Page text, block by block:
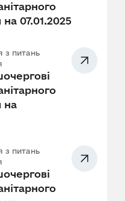
07.01.2025
з питань
на
з питань